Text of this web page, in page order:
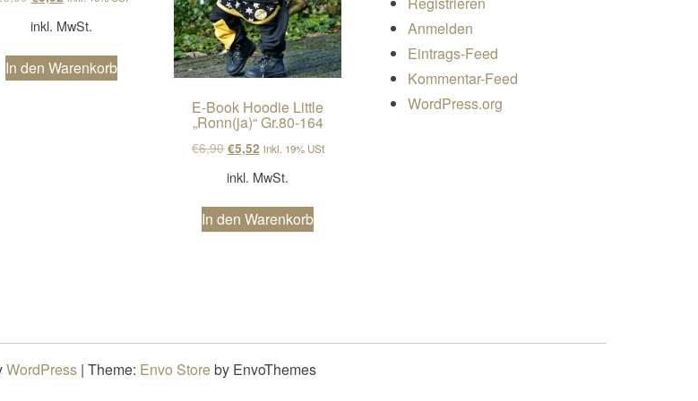
inkl. MwSt.
In den Warenkorb
E-Book Hoodie Little
„Ronn(ja)“ Gr.80-164
€6,90 Ursprünglicher Preis war: €6,90
€5,52Aktueller Preis ist: €5,52.
inkl. 19% USt
inkl. MwSt.
In den Warenkorb
Anmelden
Eintrags-Feed
Kommentar-Feed
WordPress.org
WordPress | Theme: Envo Storeby EnvoThemes